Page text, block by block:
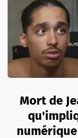
Mort de